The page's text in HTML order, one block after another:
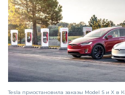
Tesla приостановила заказы Model S и X в